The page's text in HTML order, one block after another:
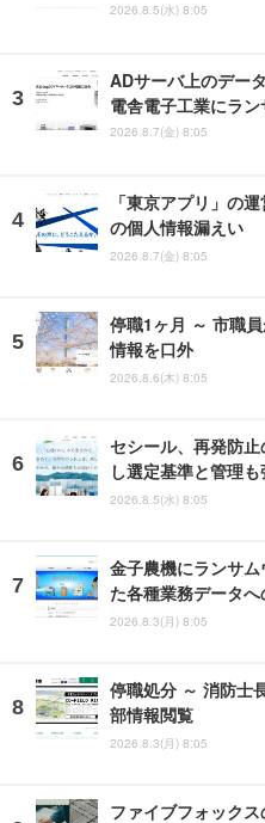
2026.8.5(水) 8:05
ADサーバ上のデー
電舎電子工業にラ
2026.8.7(金) 8:05
「東京アプリ」の
の個人情報漏えい
2026.8.7(金) 8:05
停職1ヶ月 ～ 市職
情報を口外
2026.8.6(木) 8:05
セシール、再発防
し選定基準と管理
2026.8.5(水) 8:05
金子農機にランサ
た各種業務データ
2026.8.3(月) 8:05
停職処分 ～ 消防士
部情報閲覧
2026.8.3(月) 8:05
ファイブフォック